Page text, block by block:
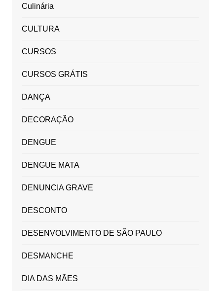
Culinária
CULTURA
CURSOS
CURSOS GRÁTIS
DANÇA
DECORAÇÃO
DENGUE
DENGUE MATA
DENUNCIA GRAVE
DESCONTO
DESENVOLVIMENTO DE SÃO PAULO
DESMANCHE
DIA DAS MÃES